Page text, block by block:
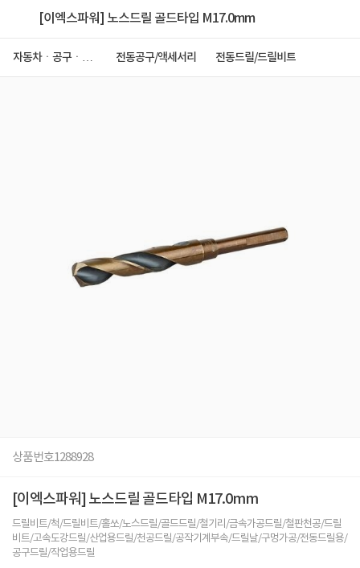
[이엑스파워] 노스드릴 골드타입 M17.0mm
자동차ㆍ공구ㆍ안
전동공구/액세서리 전동드릴/드릴비트
상품번호1288928
[이엑스파워] 노스드릴 골드타입 M17.0mm
드릴비트/척/드릴비트/홀쏘/노스드릴/골드드릴/철기리/금속가공드릴/철판천공/드릴
비트/고속도강드릴/산업용드릴/천공드릴/공작기계부속/드릴날/구멍가공/전동드릴용/
공구드릴/작업용드릴